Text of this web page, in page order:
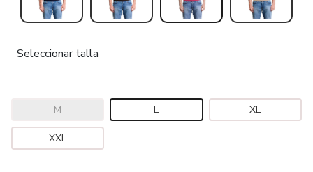
Seleccionar talla
M L XL
XXL